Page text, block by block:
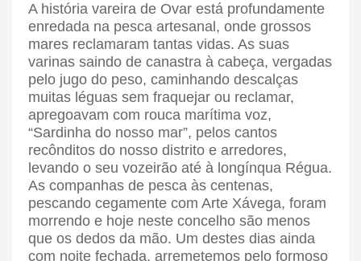
A história vareira de Ovar está profundamente
enredada na pesca artesanal, onde grossos
mares reclamaram tantas vidas. As suas
varinas saindo de canastra à cabeça, vergadas
pelo jugo do peso, caminhando descalças
muitas léguas sem fraquejar ou reclamar,
apregoavam com rouca marítima voz,
“Sardinha do nosso mar”, pelos cantos
recônditos do nosso distrito e arredores,
levando o seu vozeirão até à longínqua Régua.
As companhas de pesca às centenas,
pescando cegamente com Arte Xávega, foram
morrendo e hoje neste concelho são menos
que os dedos da mão. Um destes dias ainda
com noite fechada, arremetemos pelo formoso